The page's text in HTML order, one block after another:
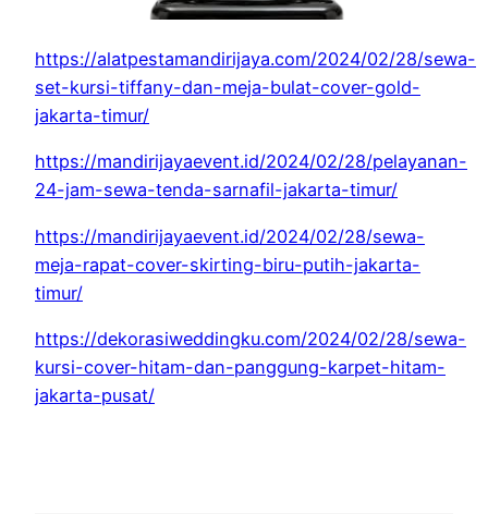
https://alatpestamandirijaya.com/2024/02/28/sewa-
set-kursi-tiffany-dan-meja-bulat-cover-gold-
jakarta-timur/
https://mandirijayaevent.id/2024/02/28/pelayanan-
24-jam-sewa-tenda-sarnafil-jakarta-timur/
https://mandirijayaevent.id/2024/02/28/sewa-
meja-rapat-cover-skirting-biru-putih-jakarta-
timur/
https://dekorasiweddingku.com/2024/02/28/sewa-
kursi-cover-hitam-dan-panggung-karpet-hitam-
jakarta-pusat/